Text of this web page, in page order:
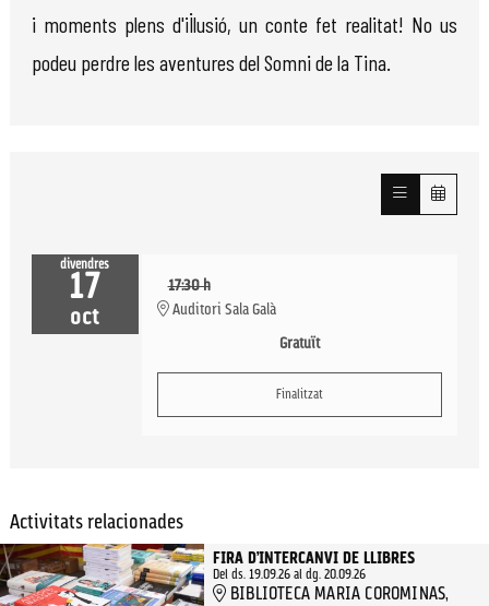
i moments plens d'il·lusió, un conte fet realitat! No us
podeu perdre les aventures del Somni de la Tina.
divendres
17
oct
17:30 h
Auditori Sala Galà
Gratuït
Finalitzat
Activitats relacionades
FIRA D’INTERCANVI DE LLIBRES
Del ds. 19.09.26al dg. 20.09.26
BIBLIOTECA MARIA COROMINAS,